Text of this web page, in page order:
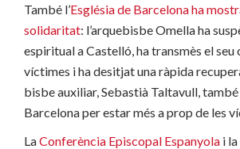
També l’Església de Barcelona ha
solidaritat: l’arquebisbe Omella ha
espiritual a Castelló, ha transmès el seu
víctimes i ha desitjat una ràpida
bisbe auxiliar, Sebastià Taltavull, també
Barcelona per estar més a prop de les
LaConferència Episcopal Espanyola i la